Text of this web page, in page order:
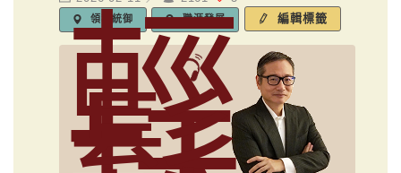
領導統御 職涯發展 編輯標籤
輕